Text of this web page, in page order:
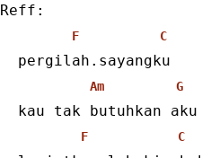
Reff:
F C
pergilah.sayangku
Am G
kau tak butuhkan aku
F C